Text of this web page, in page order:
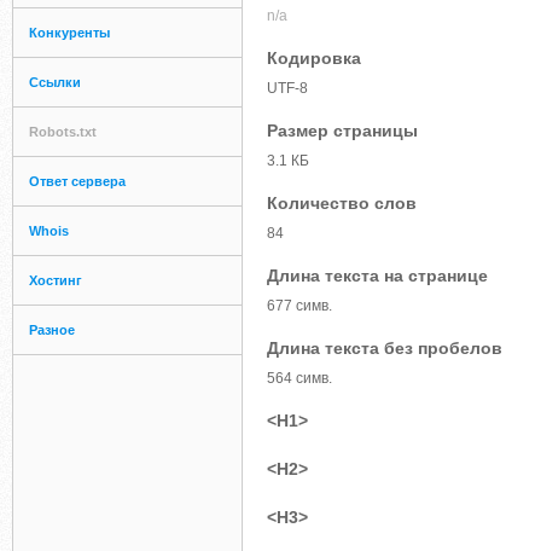
Конкуренты
Ссылки
Robots.txt
Ответ сервера
Whois
Хостинг
Разное
n/a
Кодировка
UTF-8
Размер страницы
3.1 КБ
Количество слов
84
Длина текста на странице
677 симв.
Длина текста без пробелов
564 симв.
<H1>
<H2>
<H3>